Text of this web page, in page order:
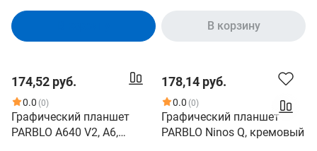
клавиш 4/8192 уровней
нажатия/USB C
клавиш 4/8192 уровней
нажатия/USB C
В корзину
174,52 руб.
0.0 (0)
Графический планшет
PARBLO A640 V2, A6,
178,14 руб.
0.0 (0)
Графический планшет
PARBLO Ninos Q, кремовый